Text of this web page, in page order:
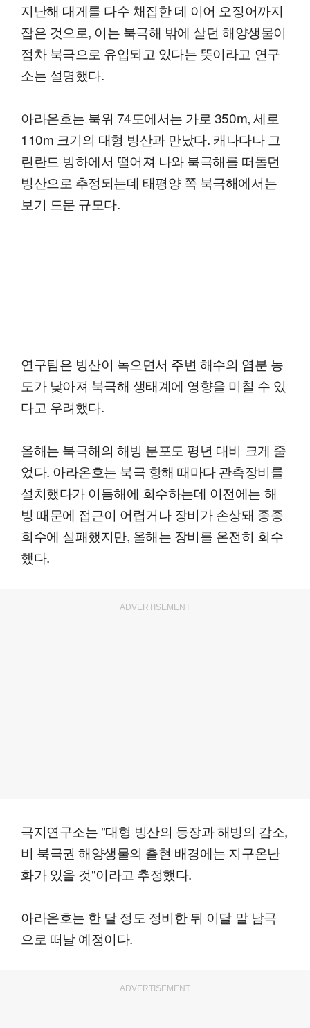
지난해 대게를 다수 채집한 데 이어 오징어까지
잡은 것으로, 이는 북극해 밖에 살던 해양생물이
점차 북극으로 유입되고 있다는 뜻이라고 연구
소는 설명했다.
아라온호는 북위 74도에서는 가로 350m, 세로
110m 크기의 대형 빙산과 만났다. 캐나다나 그
린란드 빙하에서 떨어져 나와 북극해를 떠돌던
빙산으로 추정되는데 태평양 쪽 북극해에서는
보기 드문 규모다.
연구팀은 빙산이 녹으면서 주변 해수의 염분 농
도가 낮아져 북극해 생태계에 영향을 미칠 수 있
다고 우려했다.
올해는 북극해의 해빙 분포도 평년 대비 크게 줄
었다. 아라온호는 북극 항해 때마다 관측장비를
설치했다가 이듬해에 회수하는데 이전에는 해
빙 때문에 접근이 어렵거나 장비가 손상돼 종종
회수에 실패했지만, 올해는 장비를 온전히 회수
했다.
ADVERTISEMENT
극지연구소는 "대형 빙산의 등장과 해빙의 감소,
비 북극권 해양생물의 출현 배경에는 지구온난
화가 있을 것"이라고 추정했다.
아라온호는 한 달 정도 정비한 뒤 이달 말 남극
으로 떠날 예정이다.
ADVERTISEMENT